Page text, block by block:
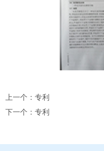
上一个：专利
下一个：专利